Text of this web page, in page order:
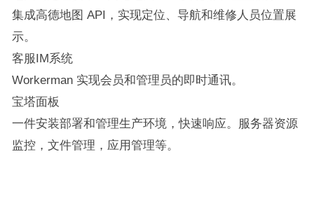
集成高德地图 API，实现定位、导航和维修人员位置展
示。
客服IM系统
Workerman 实现会员和管理员的即时通讯。
宝塔面板
一件安装部署和管理生产环境，快速响应。服务器资源
监控，文件管理，应用管理等。